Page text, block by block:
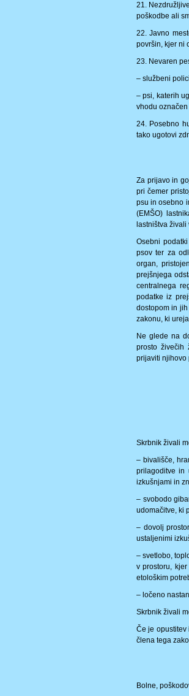
21.
poškodbe ali
22. Javno
površin, kjer ni
23. Nevaren
– službeni
– psi, katerih
vhodu
24. Posebno
tako ugotovi
Za prijavo in
pri čemer
psu in osebno
(EMŠO)
lastništva
Osebni
psov ter za
organ,
prejšnjega
centralnega
podatke iz
dostopom in
zakonu, ki
Ne glede na
prosto živečih
prijaviti njihovo
Skrbnik živali
– bivališče,
prilagoditve in
izkušnjami in
– svobodo
udomačitve, ki
– dovolj
ustaljenimi
– svetlobo,
v prostoru,
etološkim
– ločeno
Skrbnik živali
Če je opustitev
člena tega
Bolne,